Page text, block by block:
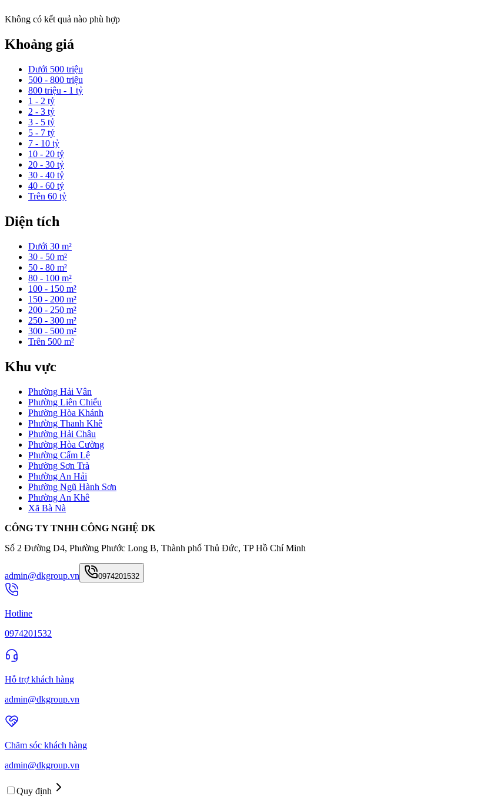
Không có kết quả nào phù hợp
Khoảng giá
Dưới 500 triệu
500 - 800 triệu
800 triệu - 1 tỷ
1 - 2 tỷ
2 - 3 tỷ
3 - 5 tỷ
5 - 7 tỷ
7 - 10 tỷ
10 - 20 tỷ
20 - 30 tỷ
30 - 40 tỷ
40 - 60 tỷ
Trên 60 tỷ
Diện tích
Dưới 30 m²
30 - 50 m²
50 - 80 m²
80 - 100 m²
100 - 150 m²
150 - 200 m²
200 - 250 m²
250 - 300 m²
300 - 500 m²
Trên 500 m²
Khu vực
Phường Hải Vân
Phường Liên Chiểu
Phường Hòa Khánh
Phường Thanh Khê
Phường Hải Châu
Phường Hòa Cường
Phường Cẩm Lệ
Phường Sơn Trà
Phường An Hải
Phường Ngũ Hành Sơn
Phường An Khê
Xã Bà Nà
CÔNG TY TNHH CÔNG NGHỆ DK
Số 2 Đường D4, Phường Phước Long B, Thành phố Thủ Đức, TP Hồ Chí Minh
admin@dkgroup.vn 0974201532
Hotline
0974201532
Hỗ trợ khách hàng
admin@dkgroup.vn
Chăm sóc khách hàng
admin@dkgroup.vn
Quy định